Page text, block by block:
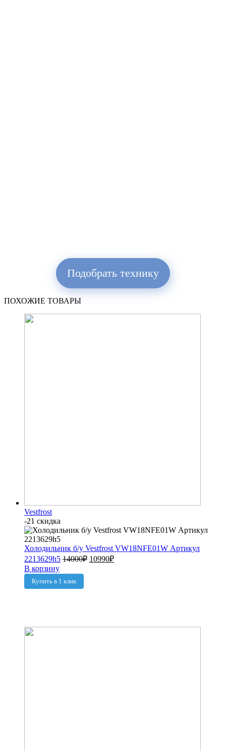
Подобрать технику
ПОХОЖИЕ ТОВАРЫ
Vestfrost
-21 скидка
Холодильник б/у Vestfrost VW18NFE01W Артикул
2213629h5 14000₽ 10990₽
В корзину
Купить в 1 клик